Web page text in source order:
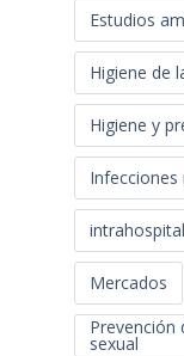
Estudios
Higiene de
Higiene y
Mercados
Prevención
sexual